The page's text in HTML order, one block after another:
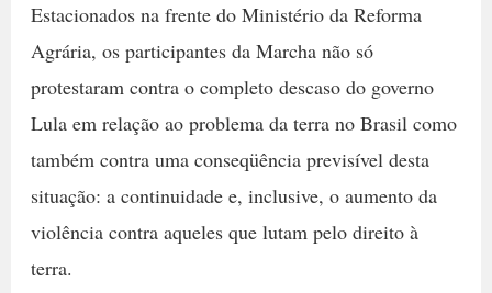
Estacionados na frente do Ministério da Reforma
Agrária, os participantes da Marcha não só
protestaram contra o completo descaso do governo
Lula em relação ao problema da terra no Brasil como
também contra uma conseqüência previsível desta
situação: a continuidade e, inclusive, o aumento da
violência contra aqueles que lutam pelo direito à
terra.